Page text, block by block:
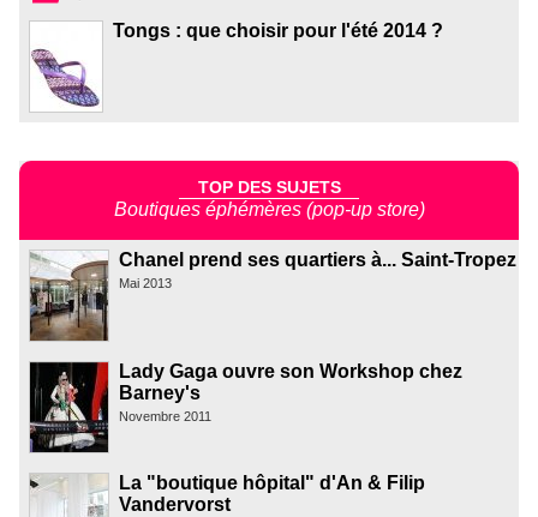
Tongs : que choisir pour l'été 2014 ?
TOP DES SUJETS
Boutiques éphémères (pop-up store)
Chanel prend ses quartiers à... Saint-Tropez
Mai 2013
Lady Gaga ouvre son Workshop chez
Barney's
Novembre 2011
La "boutique hôpital" d'An & Filip
Vandervorst